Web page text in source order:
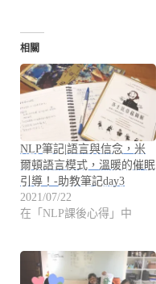
相關
NLP筆記|語言與信念，米
爾頓語言模式，溫暖的催眠
引導！-助教筆記day3
2021/07/22
在「NLP課後心得」中